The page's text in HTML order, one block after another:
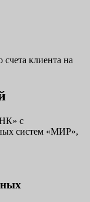
клиента на
с
систем «МИР»,